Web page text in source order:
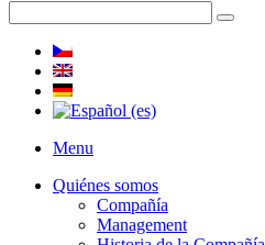
Menu
Quiénes somos
Compañía
Management